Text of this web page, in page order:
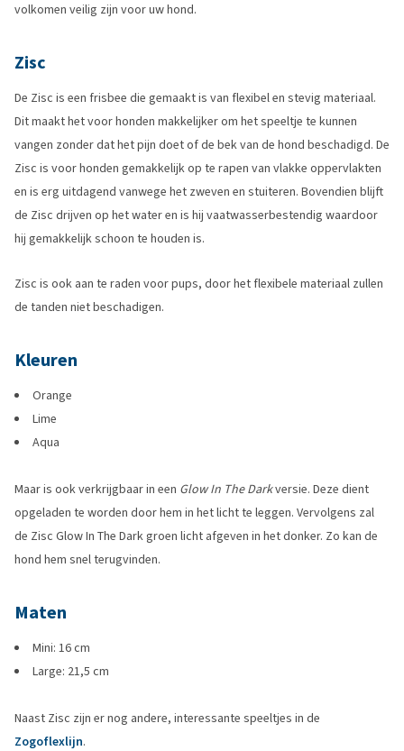
volkomen veilig zijn voor uw hond.
Zisc
De Zisc is een frisbee die gemaakt is van flexibel en stevig materiaal.
Dit maakt het voor honden makkelijker om het speeltje te kunnen
vangen zonder dat het pijn doet of de bek van de hond beschadigd. De
Zisc is voor honden gemakkelijk op te rapen van vlakke oppervlakten
en is erg uitdagend vanwege het zweven en stuiteren. Bovendien blijft
de Zisc drijven op het water en is hij vaatwasserbestendig waardoor
hij gemakkelijk schoon te houden is.
Zisc is ook aan te raden voor pups, door het flexibele materiaal zullen
de tanden niet beschadigen.
Kleuren
Orange
Lime
Aqua
Maar is ook verkrijgbaar in een Glow In The Darkversie. Deze dient
opgeladen te worden door hem in het licht te leggen. Vervolgens zal
de Zisc Glow In The Dark groen licht afgeven in het donker. Zo kan de
hond hem snel terugvinden.
Maten
Mini: 16 cm
Large: 21,5 cm
Naast Zisc zijn er nog andere, interessante speeltjes in de
Zogoflexlijn.